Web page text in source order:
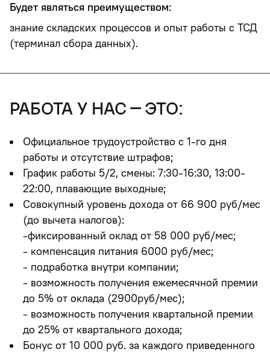
Будет являться преимуществом:
знание складских процессов и опыт работы с ТСД
(терминал сбора данных).
работа у нас – это:
Официальное трудоустройство с 1-го дня
работы и отсутствие штрафов;
График работы 5/2, смены: 7:30-16:30, 13:00-
22:00, плавающие выходные;
Совокупный уровень дохода от 66 900 руб/мес
(до вычета налогов):
-фиксированный оклад от 58 000 руб/мес;
- компенсация питания 6000 руб/мес;
- подработка внутри компании;
- возможность получения ежемесячной премии
до 5% от оклада (2900руб/мес);
- возможность получения квартальной премии
до 25% от квартального дохода;
Бонус от 10 000 руб. за каждого приведенного